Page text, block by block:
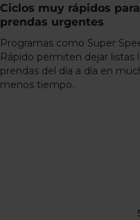
Ciclos muy rápidos para
prendas urgentes
Programas como Super
Rápido permiten dejar listas
prendas del día a día en
menos tiempo.